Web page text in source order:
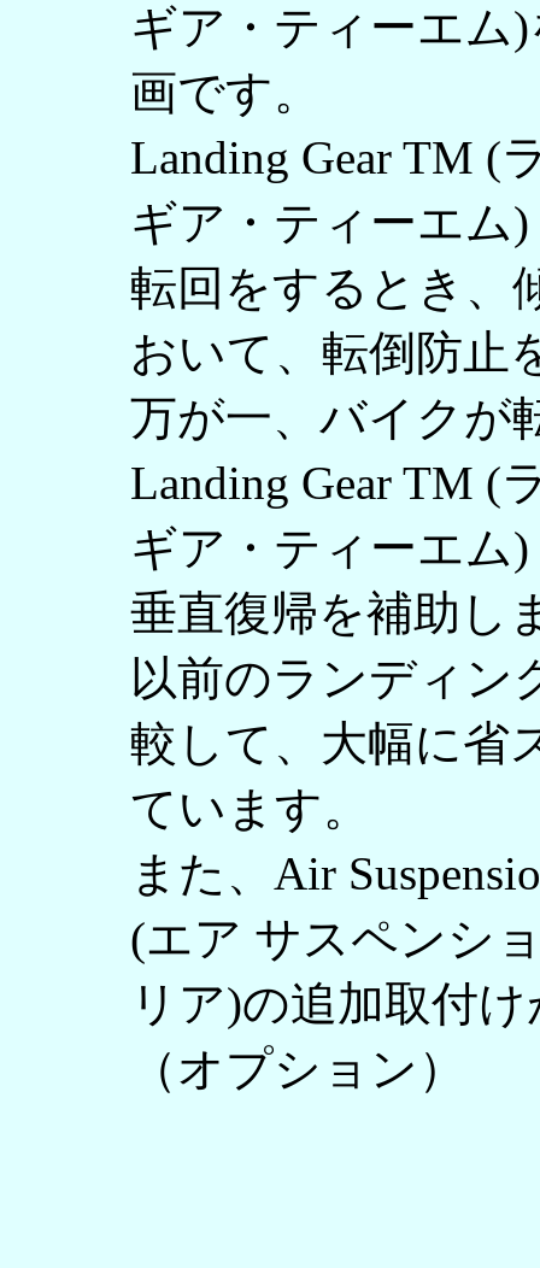
ギア・ティーエム
画です。
Landing Gear TM (
ギア・ティーエム
転回をするとき、
おいて、転倒防止
万が一、バイクが
Landing Gear TM (
ギア・ティーエム
垂直復帰を補助し
以前のランディン
較して、大幅に省
ています。
また、Air
(エア サスペンシ
リア)の追加取付
（オプション）